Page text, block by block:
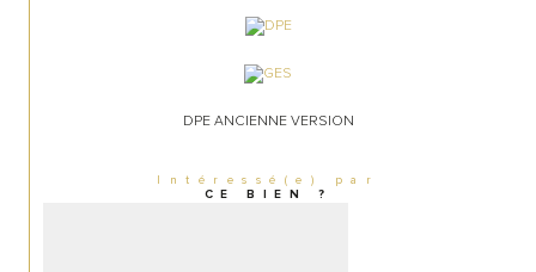
DPE ANCIENNE VERSION
Intéressé(e) par
CE BIEN ?